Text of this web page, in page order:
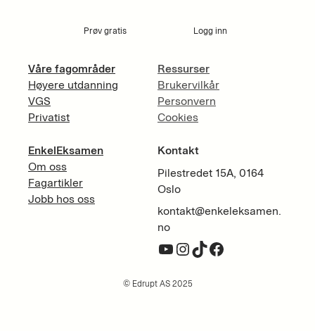
Prøv gratis Logg inn
Våre fagområder
Høyere utdanning
VGS
Privatist
EnkelEksamen
Om oss
Fagartikler
Jobb hos oss
Ressurser
Brukervilkår
Personvern
Cookies
Kontakt
Pilestredet 15A, 0164
Oslo
kontakt@enkeleksamen.
no
YouTube InstagramTikTok Facebook
© Edrupt AS 2025